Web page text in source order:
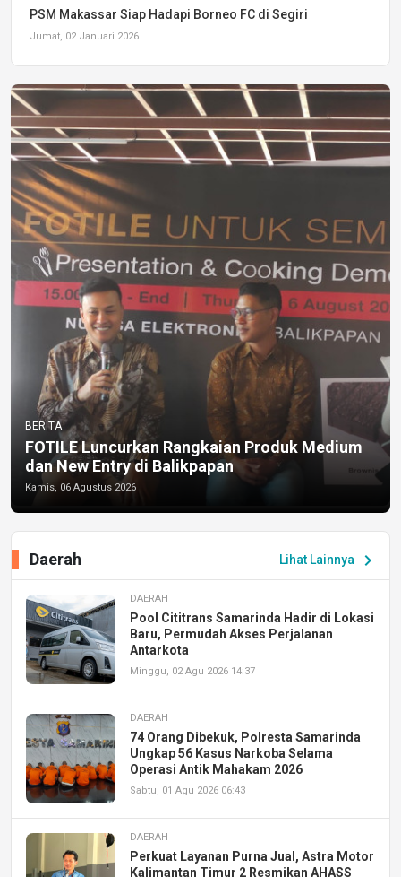
PSM Makassar Siap Hadapi Borneo FC di Segiri
Jumat, 02 Januari 2026
BERITA
FOTILE Luncurkan Rangkaian Produk Medium
dan New Entry di Balikpapan
Kamis, 06 Agustus 2026
Lihat Lainnya chevron_right
Daerah
DAERAH
Pool Cititrans Samarinda Hadir di Lokasi
Baru, Permudah Akses Perjalanan
Antarkota
Minggu, 02 Agu 2026 14:37
DAERAH
74 Orang Dibekuk, Polresta Samarinda
Ungkap 56 Kasus Narkoba Selama
Operasi Antik Mahakam 2026
Sabtu, 01 Agu 2026 06:43
DAERAH
Perkuat Layanan Purna Jual, Astra Motor
Kalimantan Timur 2 Resmikan AHASS